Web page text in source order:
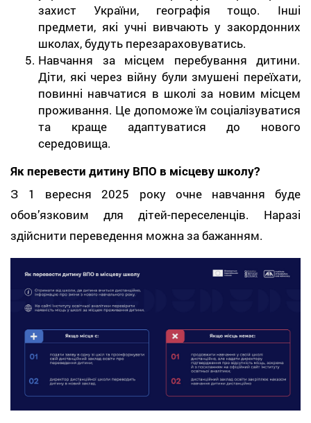
захист України, географія тощо. Інші
предмети, які учні вивчають у закордонних
школах, будуть перезараховуватись.
Навчання за місцем перебування дитини.
Діти, які через війну були змушені переїхати,
повинні навчатися в школі за новим місцем
проживання. Це допоможе їм соціалізуватися
та краще адаптуватися до нового
середовища.
Як перевести дитину ВПО в місцеву школу?
З 1 вересня 2025 року очне навчання буде
обов’язковим для дітей-переселенців. Наразі
здійснити переведення можна за бажанням.